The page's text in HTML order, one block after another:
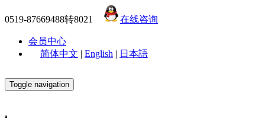
0519-87669488转8021 在线咨询
会员中心
简体中文 | English | 日本語
Toggle navigation